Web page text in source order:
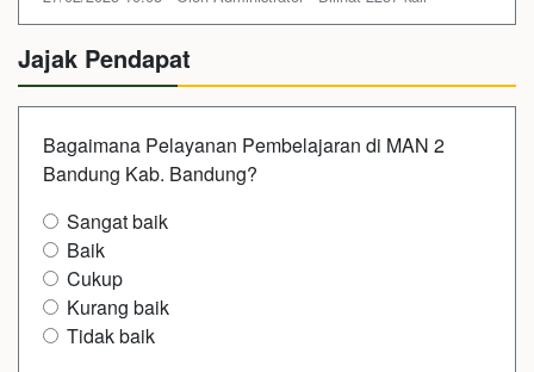
Jajak Pendapat
Bagaimana Pelayanan Pembelajaran di MAN 2
Bandung Kab. Bandung?
Sangat baik
Baik
Cukup
Kurang baik
Tidak baik